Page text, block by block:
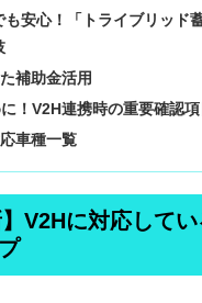
も安心！「トライブリッド
補助金活用
！V2H連携時の重要確認項
車種一覧
】V2Hに対応して